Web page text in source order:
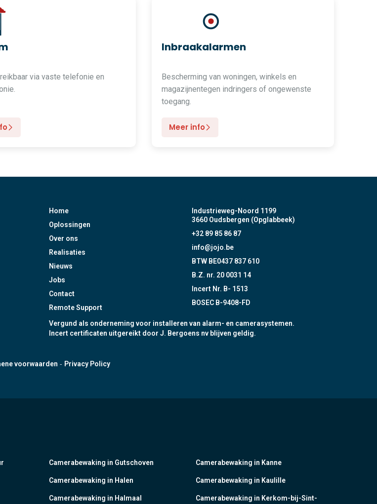
via vaste telefonie en
Inbraakalarmen
Bescherming van woningen, winkels en
magazijnentegen indringers of ongewenste
toegang.
Meer info
Home
Oplossingen
Over ons
Realisaties
Nieuws
Jobs
Contact
Remote Support
Industrieweg-Noord 1199
3660 Oudsbergen (Opglabbeek)
+32 89 85 86 87
info@jojo.be
BTW BE0437 837 610
B.Z. nr. 20 0031 14
Incert Nr. B- 1513
BOSEC B-9408-FD
Vergund als onderneming voor installeren van alarm- en camerasystemen.
Incert certificaten uitgereikt door J. Bergoens nv blijven geldig.
voorwaarden - Privacy Policy
Camerabewaking in Gutschoven
Camerabewaking in Halen
Camerabewaking in Halmaal
Camerabewaking in Kanne
Camerabewaking in Kaulille
Camerabewaking in Kerkom-bij-Sint-